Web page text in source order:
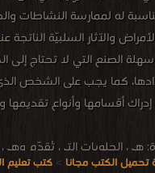
له لممارسة
الصنع التي لا تحتاج إلى
كما يجب على الشخص
أقسامها وأنواع
هي الحلويات التي تُقدّم
تحميل الكتب مجانا > كتب تعليم